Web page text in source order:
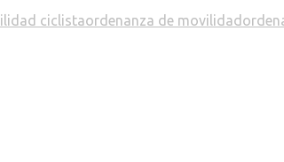
ciclistaordenanza de movilidad